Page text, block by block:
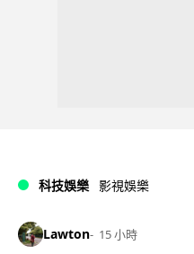
科技娛樂 影視娛樂
Lawton 15 小時